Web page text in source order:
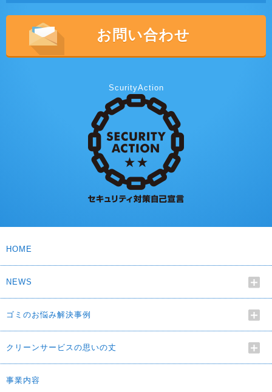
お問い合わせ
ScurityAction
HOME
NEWS
ゴミのお悩み解決事例
クリーンサービスの思いの丈
事業内容